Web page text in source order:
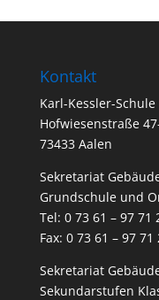
Kontakt
Karl-Kessler-Schule
Hofwiesenstraße
73433 Aalen
Sekretariat
Grundschule und
Tel: 0 73 61 – 97 71
Fax: 0 73 61 – 97 71
Sekretariat
Sekundarstufen